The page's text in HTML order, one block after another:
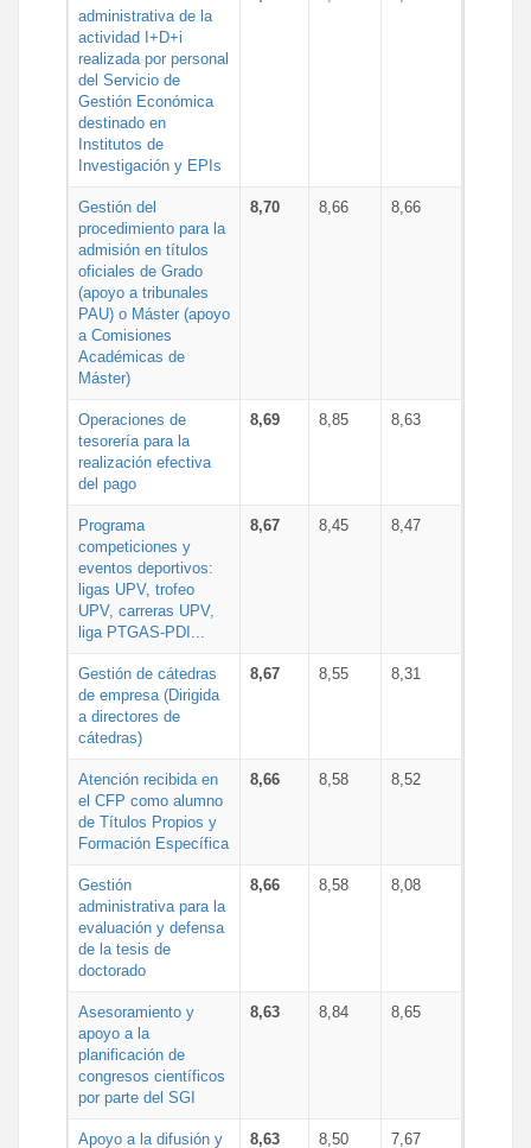
administrativa de la
actividad I+D+i
realizada por personal
del Servicio de
Gestión Económica
destinado en
Institutos de
Investigación y EPIs
Gestión del
procedimiento para la
admisión en títulos
oficiales de Grado
(apoyo a tribunales
PAU) o Máster (apoyo
a Comisiones
Académicas de
Máster)
8,70 8,66 8,66
Operaciones de
tesorería para la
realización efectiva
del pago
8,69 8,85 8,63
Programa
competiciones y
eventos deportivos:
ligas UPV, trofeo
UPV, carreras UPV,
liga PTGAS-PDI...
8,67 8,45 8,47
Gestión de cátedras
de empresa (Dirigida
a directores de
cátedras)
8,67 8,55 8,31
Atención recibida en
el CFP como alumno
de Títulos Propios y
Formación Específica
8,66 8,58 8,52
Gestión
administrativa para la
evaluación y defensa
de la tesis de
doctorado
8,66 8,58 8,08
Asesoramiento y
apoyo a la
planificación de
congresos científicos
por parte del SGI
8,63 8,84 8,65
Apoyo a la difusión y
8,63 8,50 7,67